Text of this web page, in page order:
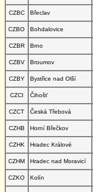
CZBC
Břeclav
CZBO
Bohdalovice
CZBR
Brno
CZBV
Broumov
CZBY
Bystřice nad Olší
CZCI
Čihošť
CZCT
Česká Třebová
CZHB
Horní Břečkov
CZHK
Hradec Králové
CZHM
Hradec nad Moravicí
CZKO
Kolín